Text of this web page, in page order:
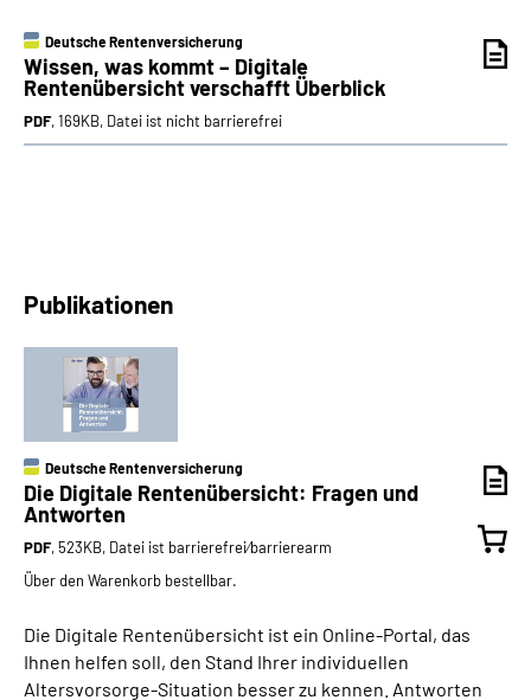
Deutsche Rentenversicherung
Wissen, was kommt – Digitale
Rentenübersicht verschafft Überblick
PDF, 169KB, Datei ist nicht barrierefrei
Publikationen
Deutsche Rentenversicherung
Die Digitale Rentenübersicht: Fragen und
Antworten
PDF, 523KB, Datei ist barrierefrei⁄barrierearm
Über den Warenkorb bestellbar.
Die Digitale Rentenübersicht ist ein Online-Portal, das
Ihnen helfen soll, den Stand Ihrer individuellen
Altersvorsorge-Situation besser zu kennen. Antworten